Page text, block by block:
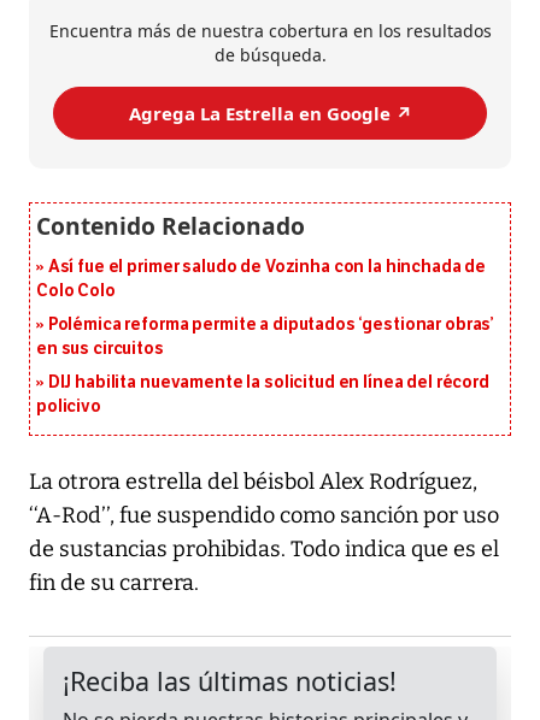
Encuentra más de nuestra cobertura en los resultados
de búsqueda.
Agrega La Estrella en Google ↗️
Así fue el primer saludo de Vozinha con la hinchada de
Colo Colo
Polémica reforma permite a diputados ‘gestionar obras’
en sus circuitos
DIJ habilita nuevamente la solicitud en línea del récord
policivo
La otrora estrella del béisbol Alex Rodríguez,
‘‘A-Rod’’, fue suspendido como sanción por uso
de sustancias prohibidas. Todo indica que es el
fin de su carrera.